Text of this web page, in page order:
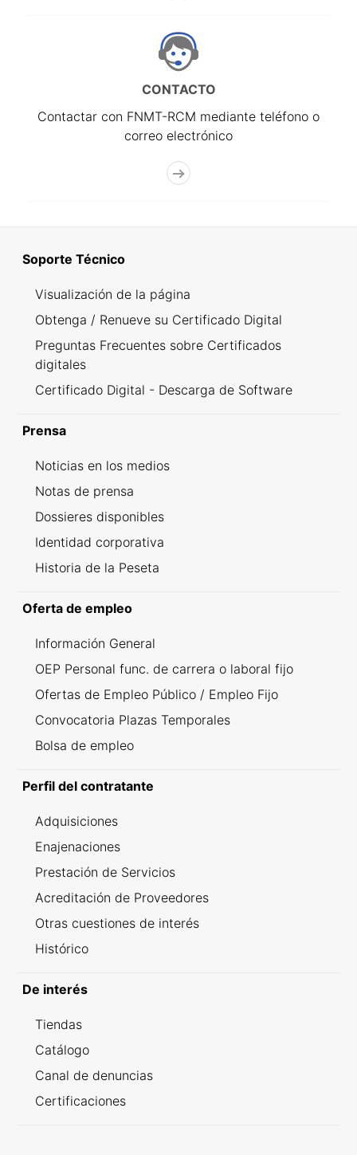
CONTACTO
Contactar con FNMT-RCM mediante teléfono o
correo electrónico
Soporte Técnico
Visualización de la página
Obtenga / Renueve su Certificado Digital
Preguntas Frecuentes sobre Certificados
digitales
Certificado Digital - Descarga de Software
Prensa
Noticias en los medios
Notas de prensa
Dossieres disponibles
Identidad corporativa
Historia de la Peseta
Oferta de empleo
Información General
OEP Personal func. de carrera o laboral fijo
Ofertas de Empleo Público / Empleo Fijo
Convocatoria Plazas Temporales
Bolsa de empleo
Perfil del contratante
Adquisiciones
Enajenaciones
Prestación de Servicios
Acreditación de Proveedores
Otras cuestiones de interés
Histórico
De interés
Tiendas
Catálogo
Canal de denuncias
Certificaciones